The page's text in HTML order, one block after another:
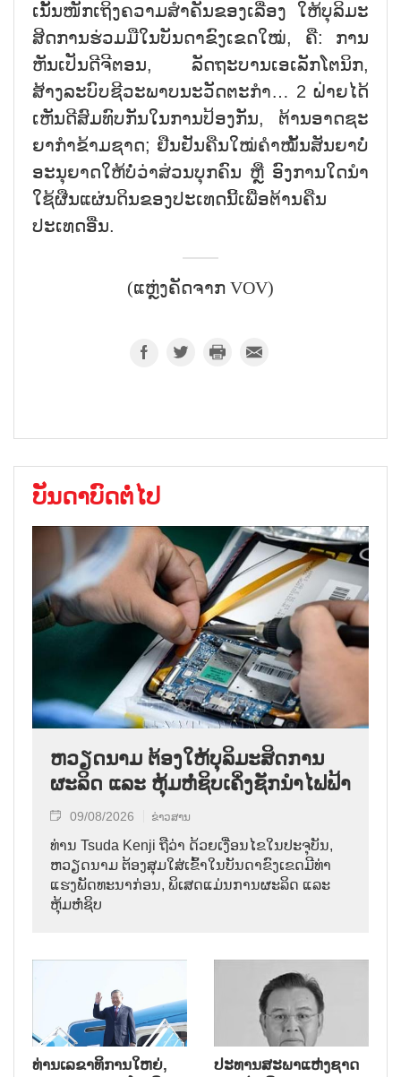
ເນັ້ນໜັກເຖິງຄວາມສຳຄັນຂອງເລື່ອງ ໃຫ້ບຸລິມະ
ສິດການຮ່ວມມືໃນບັນດາຂົງເຂດໃໝ່, ຄື: ການ
ຫັນເປັນດີຈີຕອນ, ລັດຖະບານເອເລັກໂຕນິກ,
ສ້າງລະບົບຊີວະພາບນະວັດຕະກຳ… 2 ຝ່າຍໄດ້
ເຫັນດີສົມທົບກັນໃນການປ້ອງກັນ, ຕ້ານອາດຊະ
ຍາກຳຂ້າມຊາດ; ຢືນຢັນຄືນໃໝ່ຄຳໝັ້ນສັນຍາບໍ່
ອະນຸຍາດໃຫ້ບໍ່ວ່າສ່ວນບຸກຄົນ ຫຼື ອົງການໃດນຳ
ໃຊ້ຜືນແຜ່ນດິນຂອງປະເທດນີ້ເພື່ອຕ້ານຄືນ
ປະເທດອື່ນ.
(ແຫຼ່ງຄັດຈາກ VOV)
ບັນດາບົດຕໍ່ໄປ
ຫວຽດນາມ ຕ້ອງໃຫ້ບຸລິມະສິດການ
ຜະລິດ ແລະ ຫຸ້ມຫໍ່ຊິບເຄິ່ງຊັກນຳໄຟຟ້າ
09/08/2026 ຂ່າວສານ
ທ່ານ Tsuda Kenji ຖືວ່າ ດ້ວຍເງື່ອນໄຂໃນປະຈຸບັນ,
ຫວຽດນາມ ຕ້ອງສຸມໃສ່ເຂົ້າໃນບັນດາຂົງເຂດມີທ່າ
ແຮງພັດທະນາກ່ອນ, ພິເສດແມ່ນການຜະລິດ ແລະ
ຫຸ້ມຫໍ່ຊິບ
ທ່ານເລຂາທິການໃຫຍ່,
ປະທານສະພາແຫ່ງຊາດ